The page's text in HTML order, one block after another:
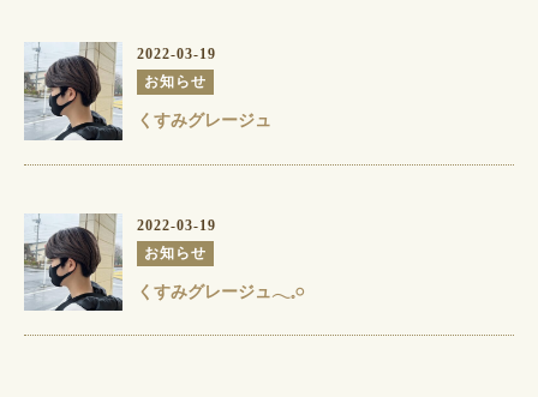
2022-03-19
お知らせ
くすみグレージュ
2022-03-19
お知らせ
くすみグレージュ𓂃𓈒𓏸